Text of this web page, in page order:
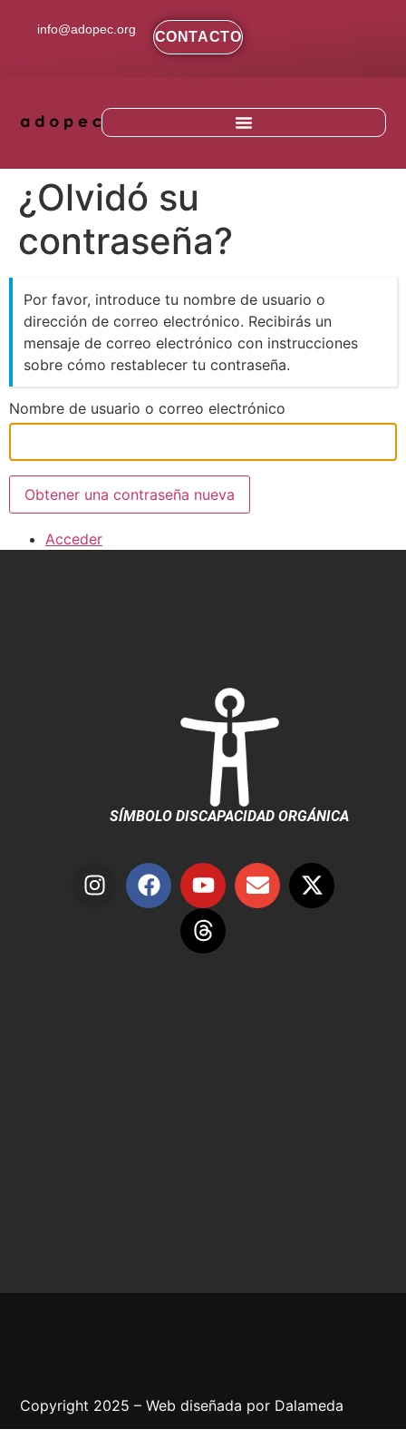
info@adopec.org CONTACTO
¿Olvidó su
contraseña?
Por favor, introduce tu nombre de usuario o
dirección de correo electrónico. Recibirás un
mensaje de correo electrónico con instrucciones
sobre cómo restablecer tu contraseña.
Nombre de usuario o correo electrónico
Obtener una contraseña nueva
Acceder
SÍMBOLO DISCAPACIDAD ORGÁNICA
Copyright 2025 – Web diseñada por Dalameda